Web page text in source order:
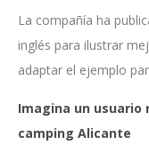
La compañía ha
inglés para ilustrar
adaptar el ejemplo
Imagina un usuario
camping Alicante